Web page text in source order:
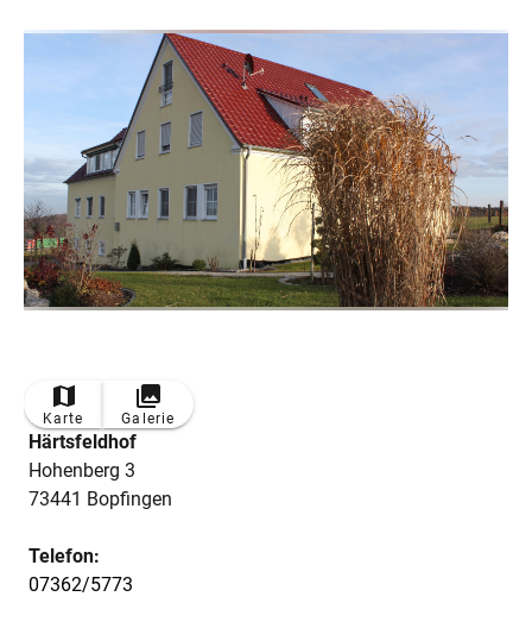
Karte Galerie
Härtsfeldhof
Hohenberg 3
73441 Bopfingen
Telefon:
07362/5773